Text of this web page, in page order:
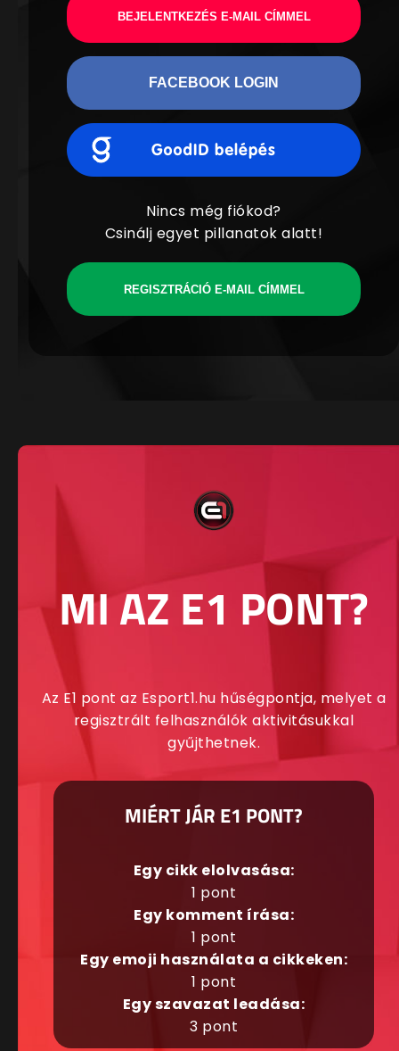
BEJELENTKEZÉS E-MAIL CÍMMEL
FACEBOOK LOGIN
Nincs még fiókod?
Csinálj egyet pillanatok alatt!
REGISZTRÁCIÓ E-MAIL CÍMMEL
MI AZ E1 PONT?
Az E1 pont az Esport1.hu hűségpontja, melyet a
regisztrált felhasználók aktivitásukkal
gyűjthetnek.
MIÉRT JÁR E1 PONT?
Egy cikk elolvasása:
1 pont
Egy komment írása:
1 pont
Egy emoji használata a cikkeken:
1 pont
Egy szavazat leadása:
3 pont